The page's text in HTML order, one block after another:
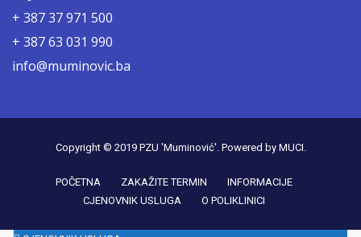
+ 387 37 971 500
+ 387 63 031 990
info@muminovic.ba
Copyright © 2019 PZU 'Muminović' . Powered by MUCI
POČETNA ZAKAŽITE TERMIN
INFORMACIJE
CJENOVNIK USLUGA
O POLIKLINICI